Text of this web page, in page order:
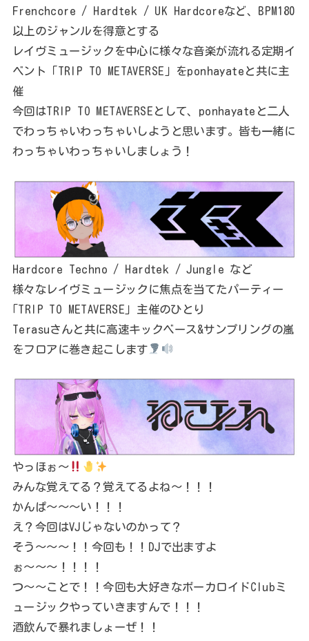
Frenchcore / Hardtek / UK Hardcoreなど、BPM180
以上のジャンルを得意とする
レイヴミュージックを中心に様々な音楽が流れる定期イ
ベント「TRIP TO METAVERSE」をponhayateと共に主
催
今回はTRIP TO METAVERSEとして、ponhayateと二人
でわっちゃいわっちゃいしようと思います。皆も一緒に
わっちゃいわっちゃいしましょう！
Hardcore Techno / Hardtek / Jungle など
様々なレイヴミュージックに焦点を当てたパーティー
｢TRIP TO METAVERSE｣ 主催のひとり
Terasuさんと共に高速キックベース&サンプリングの嵐
をフロアに巻き起こします
やっほぉ〜
みんな覚えてる？覚えてるよね〜！！！
かんぱ〜〜〜い！！！
え？今回はVJじゃないのかって？
そう〜〜〜！！今回も！！DJで出ますよ
ぉ〜〜〜！！！！
つ〜〜ことで！！今回も大好きなボーカロイドClubミ
ュージックやっていきますんで！！！
酒飲んで暴れましょーぜ！！